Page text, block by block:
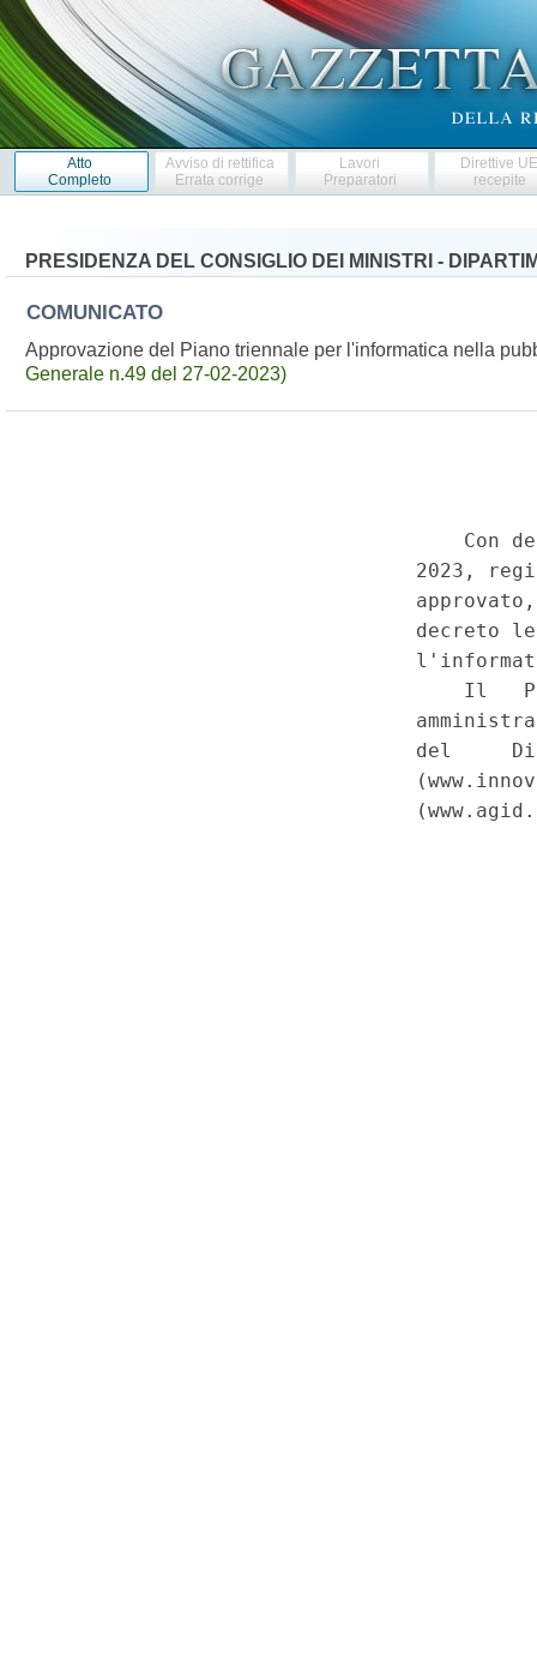
Atto
Completo
Avviso di rettifica
Errata corrige
Lavori
Preparatori
Direttive
recepite
PRESIDENZA DEL CONSIGLIO DEI MINISTRI -
COMUNICATO
Approvazione del Piano triennale per l'informatica nella
Generale n.49 del 27-02-2023)